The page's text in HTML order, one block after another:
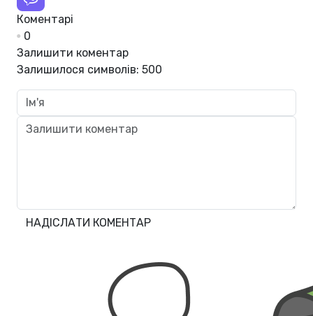
Коментарі
0
Залишити коментар
Залишилося символів: 500
НАДІСЛАТИ КОМЕНТАР